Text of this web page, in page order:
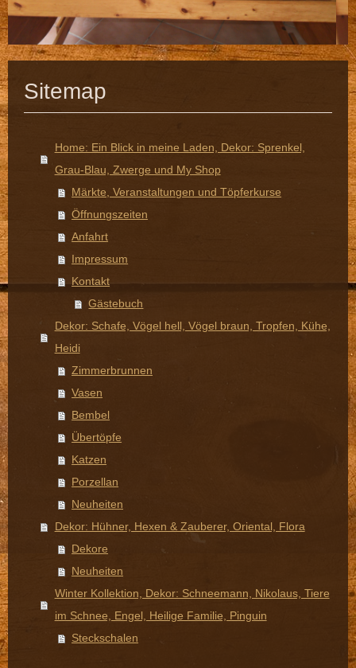
Sitemap
Home: Ein Blick in meine Laden, Dekor: Sprenkel,
Grau-Blau, Zwerge und My Shop
Märkte, Veranstaltungen und Töpferkurse
Öffnungszeiten
Anfahrt
Impressum
Kontakt
Gästebuch
Dekor: Schafe, Vögel hell, Vögel braun, Tropfen, Kühe,
Heidi
Zimmerbrunnen
Vasen
Bembel
Übertöpfe
Katzen
Porzellan
Neuheiten
Dekor: Hühner, Hexen & Zauberer, Oriental, Flora
Dekore
Neuheiten
Winter Kollektion, Dekor: Schneemann, Nikolaus, Tiere
im Schnee, Engel, Heilige Familie, Pinguin
Steckschalen